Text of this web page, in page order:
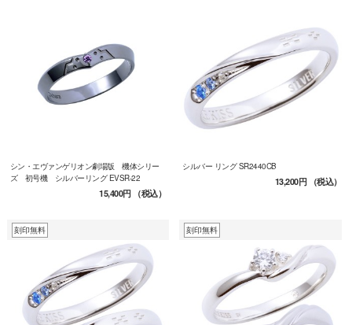
シン・エヴァンゲリオン劇場版 機体シリー
ズ 初号機 シルバーリング EVSR-22
15,400円（税込）
シルバー リング SR2440CB
13,200円（税込）
刻印無料 刻印無料